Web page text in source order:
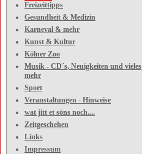
Freizeittipps
Gesundheit & Medizin
Karneval & mehr
Kunst & Kultur
Kölner Zoo
Musik - CD´s, Neuigkeiten und vieles
mehr
Sport
Veranstaltungen - Hinweise
wat jitt et söns noch....
Zeitgeschehen
Links
Impressum